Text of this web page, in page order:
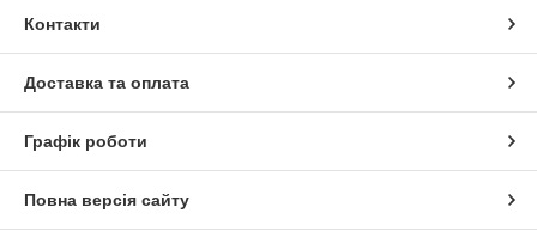
Контакти
Доставка та оплата
Графік роботи
Повна версія сайту